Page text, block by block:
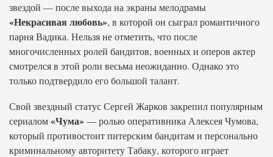
звездой — после выхода на экраны мелодрамы
«Некрасивая любовь», в которой он сыграл романтичного
парня Вадика. Нельзя не отметить, что после
многочисленных ролей бандитов, военных и оперов актер
смотрелся в этой роли весьма неожиданно. Однако это
только подтвердило его большой талант.
Свой звездный статус Сергей Жарков закрепил популярным
сериалом«Чума»— ролью оперативника Алексея Чумова,
который противостоит питерским бандитам и персонально
криминальному авторитету Табаку, которого играет